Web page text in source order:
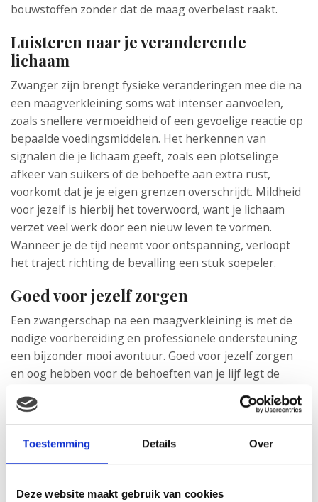
Toestemming Details Over
Deze website maakt gebruik van cookies
bouwstoffen zonder dat de maag overbelast raakt.
Luisteren naar je veranderende
lichaam
Zwanger zijn brengt fysieke veranderingen mee die na
een maagverkleining soms wat intenser aanvoelen,
zoals snellere vermoeidheid of een gevoelige reactie op
bepaalde voedingsmiddelen. Het herkennen van
signalen die je lichaam geeft, zoals een plotselinge
afkeer van suikers of de behoefte aan extra rust,
voorkomt dat je je eigen grenzen overschrijdt. Mildheid
voor jezelf is hierbij het toverwoord, want je lichaam
verzet veel werk door een nieuw leven te vormen.
Wanneer je de tijd neemt voor ontspanning, verloopt
het traject richting de bevalling een stuk soepeler.
Goed voor jezelf zorgen
Een zwangerschap na een maagverkleining is met de
nodige voorbereiding en professionele ondersteuning
een bijzonder mooi avontuur. Goed voor jezelf zorgen
en oog hebben voor de behoeften van je lijf legt de
basis voor een gezonde start voor moeder en kind.